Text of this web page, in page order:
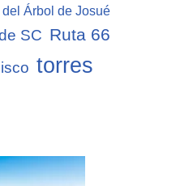
Árbol de Josué
SC Ruta 66
torres